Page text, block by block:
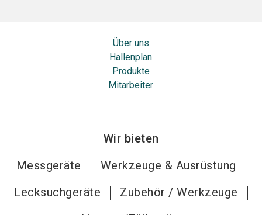
Über uns
Hallenplan
Produkte
Mitarbeiter
Wir bieten
Messgeräte
Werkzeuge & Ausrüstung
Lecksuchgeräte
Zubehör / Werkzeuge